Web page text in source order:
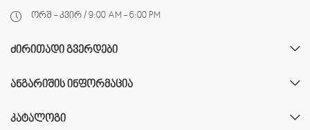
ორშ - კვირ / 9:00 AM - 6:00 PM
ᲫᲘᲠᲘᲗᲐᲓᲘ ᲒᲕᲔᲠᲓᲔᲑᲘ
ᲐᲜᲒᲐᲠᲘᲨᲘᲡ ᲘᲜᲤᲝᲠᲛᲐᲪᲘᲐ
ᲙᲐᲢᲐᲚᲝᲒᲘ